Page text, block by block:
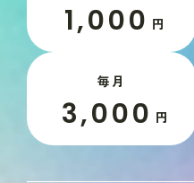
1,000 円
毎月
3,000 円